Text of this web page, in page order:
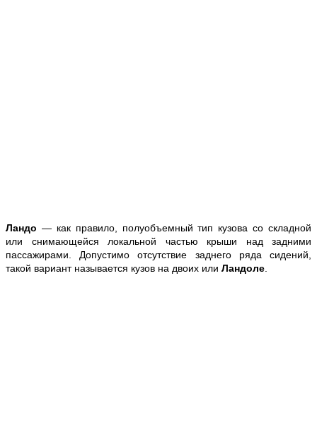
Ландо — как правило, полуобъемный тип кузова со складной
или снимающейся локальной частью крыши над задними
пассажирами. Допустимо отсутствие заднего ряда сидений,
такой вариант называется кузов на двоих или Ландоле